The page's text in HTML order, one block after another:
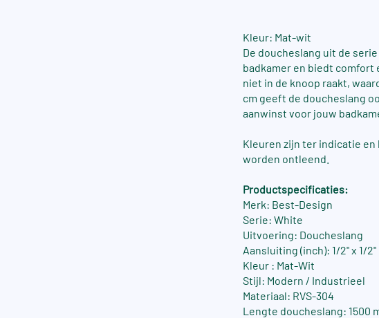
Kleur: Mat-wit
De doucheslang uit de
badkamer en biedt
niet in de knoop raakt,
cm geeft de doucheslang
aanwinst voor jouw
Kleuren zijn ter indicatie
worden ontleend.
Productspecificaties:
Merk: Best-Design
Serie: White
Uitvoering: Doucheslang
Aansluiting (inch): 1/2" x 1/2"
Kleur : Mat-Wit
Stijl: Modern / Industrieel
Materiaal: RVS-304
Lengte doucheslang: 1500